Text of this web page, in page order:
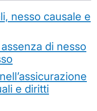
nesso causale e
di nesso
e diritti